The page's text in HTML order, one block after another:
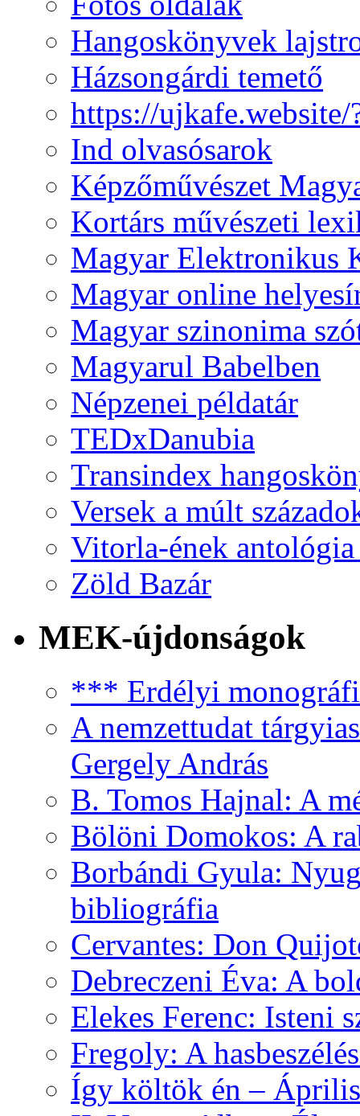
Hangoskönyvek
Házsongárdi temető
https://
Ind olvasósarok
Képzőművészet
Kortárs művészeti
Magyar Elektronikus
Magyar online
Magyar szinonima
Magyarul Babelben
Népzenei példatár
TEDxDanubia
Transindex
Versek a múlt
Vitorla-ének
Zöld Bazár
MEK-újdonságok
*** Erdélyi
A nemzettudat
Gergely András
B. Tomos Hajnal: A
Bölöni Domokos: A
Borbándi Gyula:
bibliográfia
Cervantes: Don
Debreczeni Éva: A
Elekes Ferenc: Isteni
Fregoly: A
Így költök én –